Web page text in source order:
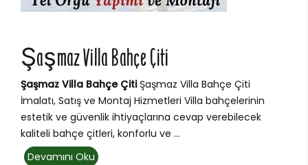
Şaşmaz Villa Bahçe Çiti
Şaşmaz Villa Bahçe ÇitiŞaşmaz Villa Bahçe Çiti
İmalatı, Satış ve Montaj Hizmetleri Villa bahçelerinin
estetik ve güvenlik ihtiyaçlarına cevap verebilecek
kaliteli bahçe çitleri, konforlu ve ...
Devamını Oku